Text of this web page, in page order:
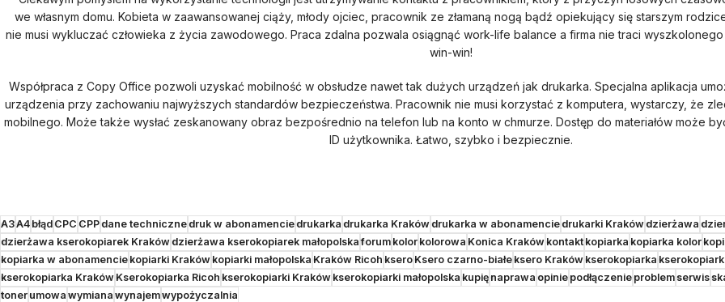
we własnym domu. Kobieta w zaawansowanej ciąży, młody ojciec, pracownik ze złamaną nogą bądź opiekujący się starszym
nie musi wykluczać człowieka z życia zawodowego. Praca zdalna pozwala osiągnąć work-life balance a firma nie traci
win-win!
Współpraca z Copy Office pozwoli uzyskać mobilność w obsłudze nawet tak dużych urządzeń jak drukarka. Specjalna aplikacja
urządzenia przy zachowaniu najwyższych standardów bezpieczeństwa. Pracownik nie musi korzystać z komputera, wystarczy, że
mobilnego. Może także wysłać zeskanowany obraz bezpośrednio na telefon lub na konto w chmurze. Dostęp do materiałów może
ID użytkownika. Łatwo, szybko i bezpiecznie.
A3A4błądCPC CPPdane technicznedruk w abonamenciedrukarka drukarka Krakówdrukarka w abonamenciedrukarki Krakówdzierżawa
dzierżawa kserokopiarek Krakówdzierżawa kserokopiarek małopolska forumkolorkolorowa Konica Krakówkontaktkopiarka kopiarka kolor
kopiarka w abonamenciekopiarki Krakówkopiarki małopolska Kraków Ricoh kseroKsero czarno-białeksero Krakówkserokopiarka
kserokopiarka KrakówKserokopiarka Ricoh kserokopiarki Krakówkserokopiarki małopolska kupięnaprawa opiniepodłączenieproblemserwis
tonerumowa wymiana wynajemwypożyczalnia